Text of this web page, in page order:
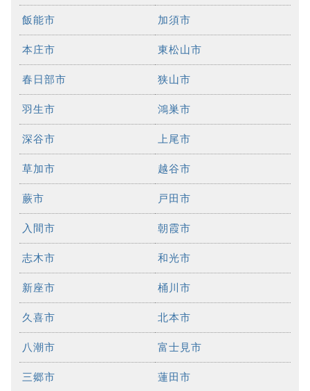
飯能市 加須市
本庄市 東松山市
春日部市 狭山市
羽生市 鴻巣市
深谷市 上尾市
草加市 越谷市
蕨市 戸田市
入間市 朝霞市
志木市 和光市
新座市 桶川市
久喜市 北本市
八潮市 富士見市
三郷市 蓮田市